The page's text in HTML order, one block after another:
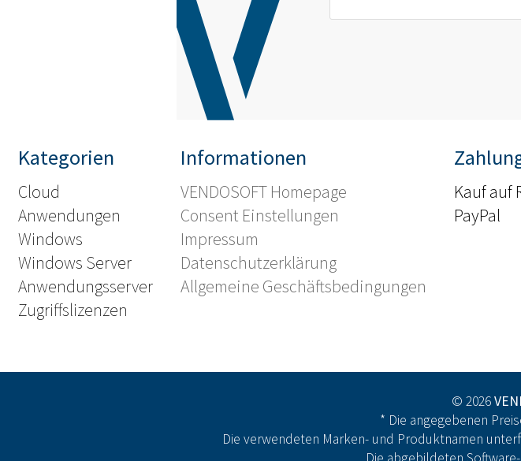
Kategorien
Cloud
Anwendungen
Windows
Windows Server
Anwendungsserver
Zugriffslizenzen
Informationen
VENDOSOFT Homepage
Consent Einstellungen
Impressum
Datenschutzerklärung
Allgemeine Geschäftsbedingungen
Kauf auf
PayPal
© 2026
* Die angegebenen
Die verwendeten Marken- und Produktnamen